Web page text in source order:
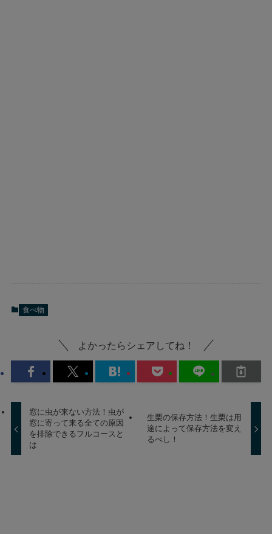
食べ物
よかったらシェアしてね！
窓に虫が来ない方法！虫が
窓に寄って来る全ての原因
を排除できるフルコースと
は
生栗の保存方法！生栗は用
途によって保存方法を変え
るべし！